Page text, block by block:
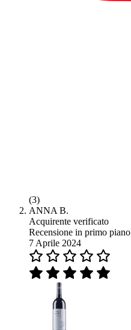
(3)
ANNA B.
Acquirente verificato
Recensione in primo piano
7 Aprile 2024